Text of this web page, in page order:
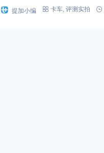
提加小编 卡车, 评测实拍